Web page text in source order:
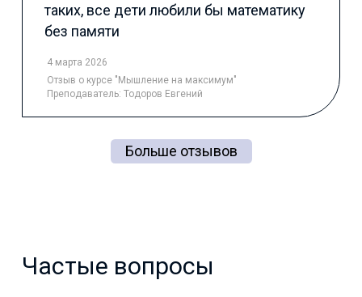
таких, все дети любили бы математику
без памяти
4 марта 2026
Отзыв о курсе "Мышление на максимум"
Преподаватель: Тодоров Евгений
Больше отзывов
Частые вопросы